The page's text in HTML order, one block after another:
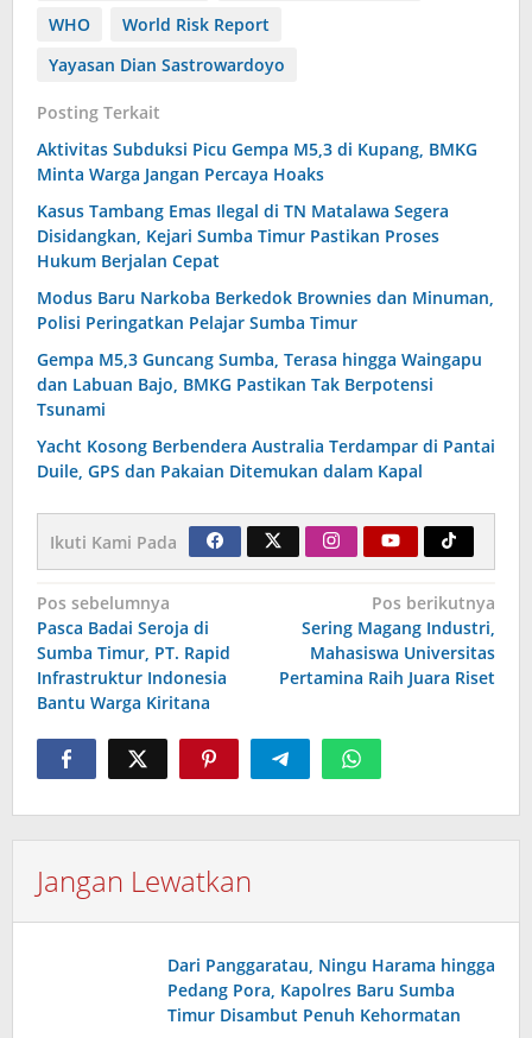
WHO
World Risk Report
Yayasan Dian Sastrowardoyo
Posting Terkait
Aktivitas Subduksi Picu Gempa M5,3 di Kupang, BMKG
Minta Warga Jangan Percaya Hoaks
Kasus Tambang Emas Ilegal di TN Matalawa Segera
Disidangkan, Kejari Sumba Timur Pastikan Proses
Hukum Berjalan Cepat
Modus Baru Narkoba Berkedok Brownies dan Minuman,
Polisi Peringatkan Pelajar Sumba Timur
Gempa M5,3 Guncang Sumba, Terasa hingga Waingapu
dan Labuan Bajo, BMKG Pastikan Tak Berpotensi
Tsunami
Yacht Kosong Berbendera Australia Terdampar di Pantai
Duile, GPS dan Pakaian Ditemukan dalam Kapal
Ikuti Kami Pada
Navigasi
pos
Pos sebelumnya
Pasca Badai Seroja di
Sumba Timur, PT. Rapid
Infrastruktur Indonesia
Bantu Warga Kiritana
Pos berikutnya
Sering Magang Industri,
Mahasiswa Universitas
Pertamina Raih Juara Riset
Jangan Lewatkan
Dari Panggaratau, Ningu Harama hingga
Pedang Pora, Kapolres Baru Sumba
Timur Disambut Penuh Kehormatan